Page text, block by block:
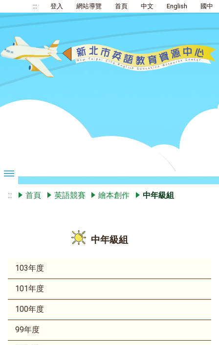
::: 登入 網站導覽 首頁 中文 English 國中
::: 首頁 英語競賽 繪本創作 中年級組
中年級組
103年度
101年度
100年度
99年度